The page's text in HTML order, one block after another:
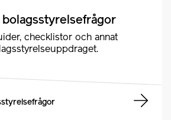
bolagsstyrelsefrågor
checklistor och annat